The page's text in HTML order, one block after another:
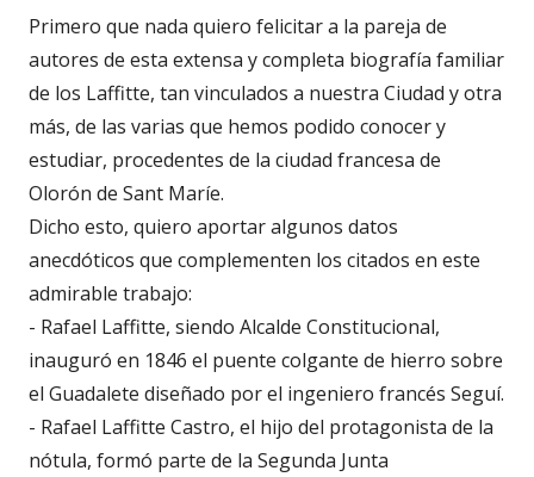
Primero que nada quiero felicitar a la pareja de
autores de esta extensa y completa biografía familiar
de los Laffitte, tan vinculados a nuestra Ciudad y otra
más, de las varias que hemos podido conocer y
estudiar, procedentes de la ciudad francesa de
Olorón de Sant Maríe.
Dicho esto, quiero aportar algunos datos
anecdóticos que complementen los citados en este
admirable trabajo:
- Rafael Laffitte, siendo Alcalde Constitucional,
inauguró en 1846 el puente colgante de hierro sobre
el Guadalete diseñado por el ingeniero francés Seguí.
- Rafael Laffitte Castro, el hijo del protagonista de la
nótula, formó parte de la Segunda Junta